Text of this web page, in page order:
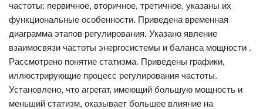
частоты: первичное, вторичное, третичное, указаны их
функциональные особенности. Приведена временная
диаграмма этапов регулирования. Указано явление
взаимосвязи частоты энергосистемы и баланса мощности .
Рассмотрено понятие статизма. Приведены графики,
иллюстрирующие процесс регулирования частоты.
Установлено, что агрегат, имеющий большую мощность и
меньший статизм, оказывает большее влияние на